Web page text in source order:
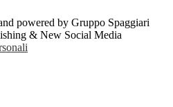
powered by Gruppo Spaggiari
& New Social Media